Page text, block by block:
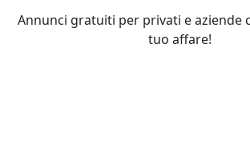
Annunci gratuiti per privati e aziende
tuo affare!